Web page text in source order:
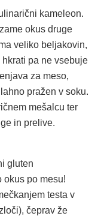
kameleon.
okus druge
veliko beljakovin,
pa ne vsebuje
za meso,
pražen v soku.
mešalcu ter
in prelive.
gluten
okus po mesu!
testa v
čeprav že